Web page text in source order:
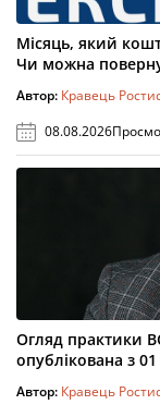
Місяць, який
Чи можна
Автор: Кравець
08.08.2026
Огляд практики
опублікована з
Автор: Кравець